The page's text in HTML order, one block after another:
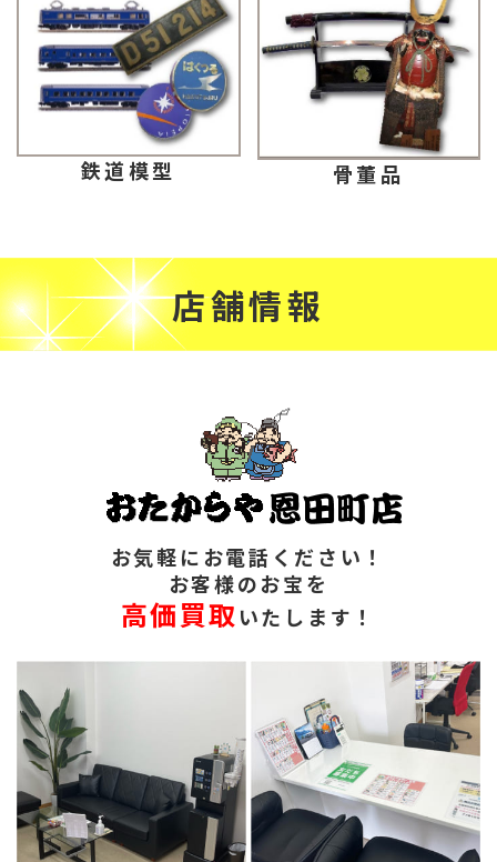
鉄道模型 骨董品
店舗情報
お気軽にお電話ください！
お客様のお宝を
高価買取 いたします！